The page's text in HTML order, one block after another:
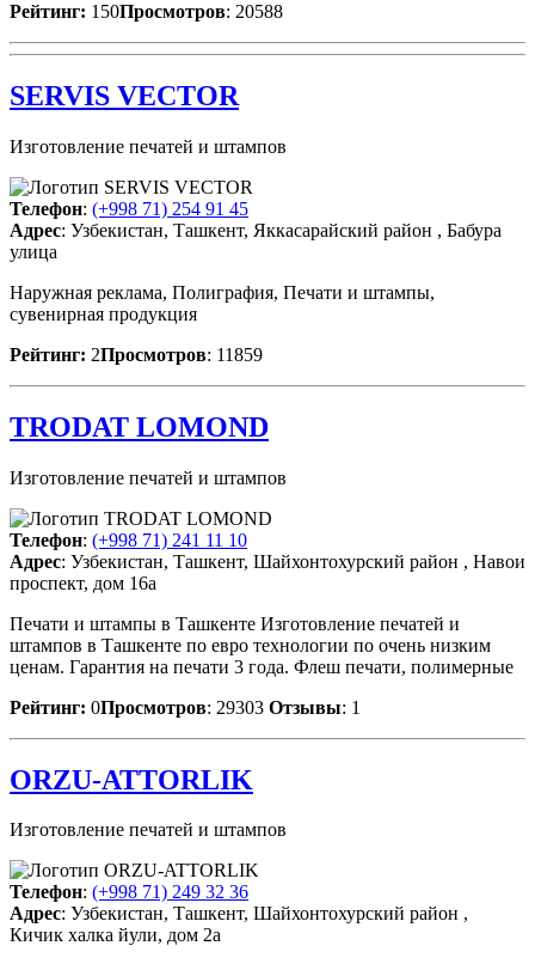
Рейтинг: 150Просмотров: 20588
SERVIS VECTOR
Изготовление печатей и штампов
Телефон: (+998 71) 254 91 45
Адрес: Узбекистан, Ташкент, Яккасарайский район , Бабура
улица
Наружная реклама, Полиграфия, Печати и штампы,
сувенирная продукция
Рейтинг: 2Просмотров: 11859
TRODAT LOMOND
Изготовление печатей и штампов
Телефон: (+998 71) 241 11 10
Адрес: Узбекистан, Ташкент, Шайхонтохурский район , Навои
проспект, дом 16а
Печати и штампы в Ташкенте Изготовление печатей и
штампов в Ташкенте по евро технологии по очень низким
ценам. Гарантия на печати 3 года. Флеш печати, полимерные
Рейтинг: 0Просмотров: 29303 Отзывы: 1
ORZU-ATTORLIK
Изготовление печатей и штампов
Телефон: (+998 71) 249 32 36
Адрес: Узбекистан, Ташкент, Шайхонтохурский район ,
Кичик халка йули, дом 2а